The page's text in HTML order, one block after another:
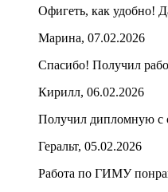
Офигеть, как удобно!
Марина, 07.02.2026
Спасибо! Получил
Кирилл, 06.02.2026
Получил дипломную с
Геральт, 05.02.2026
Работа по ГИМУ